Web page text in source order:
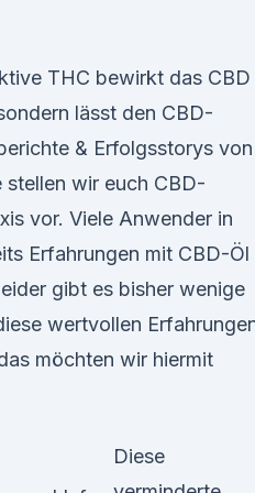
THC bewirkt das CBD
lässt den CBD-
& Erfolgsstorys von
stellen wir euch CBD-
vor. Viele Anwender in
Erfahrungen mit CBD-Öl
gibt es bisher wenige
wertvollen
möchten wir hiermit
Diese